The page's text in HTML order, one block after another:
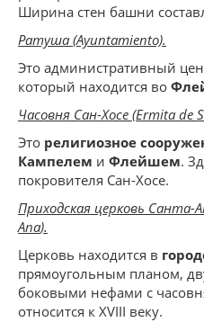
Ширина стен башни
Ратуша (Ayuntamiento).
Это административный
который находится во
Часовня Сан-Хосе (Ermita de
Это религиозное
Кампелем и Флейшем.
покровителя Сан-Хосе.
Приходская церковь Санта-
Ana).
Церковь находится в
прямоугольным планом,
боковыми нефами с
относится к XVIII веку.